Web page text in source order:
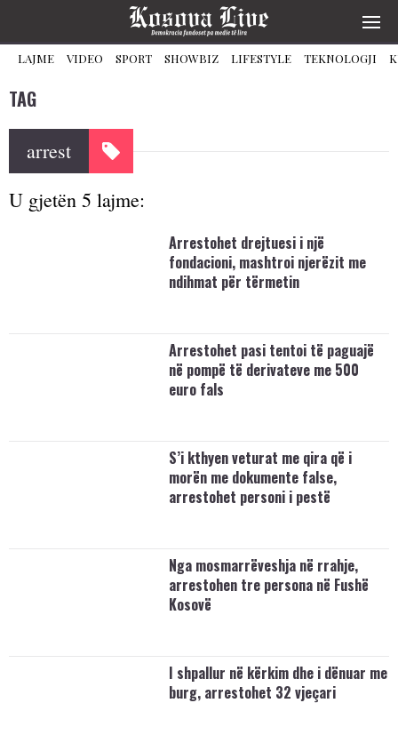
LAJME VIDEO SPORT SHOWBIZ LIFESTYLE TEKNOLOGJI
TAG
arrest
U gjetën 5 lajme:
Arrestohet drejtuesi i një
fondacioni, mashtroi njerëzit me
ndihmat për tërmetin
Arrestohet pasi tentoi të paguajë
në pompë të derivateve me 500
euro fals
S’i kthyen veturat me qira që i
morën me dokumente false,
arrestohet personi i pestë
Nga mosmarrëveshja në rrahje,
arrestohen tre persona në Fushë
Kosovë
I shpallur në kërkim dhe i dënuar me
burg, arrestohet 32 vjeçari